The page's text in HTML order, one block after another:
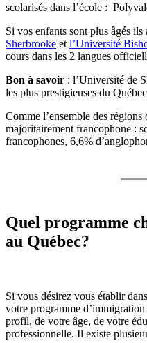
scolarisés dans l’école :
Si vos enfants sont plus âgés
Sherbrooke et l’Université
cours dans les 2 langues
Bon à savoir : l’Université de
les plus prestigieuses du
Comme l’ensemble des régions
majoritairement francophone :
francophones, 6,6%
Quel programme
au Québec?
Si vous désirez vous établir
votre programme
profil, de votre âge, de votre
professionnelle. Il existe